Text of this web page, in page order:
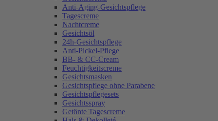
Anti-Aging-Gesichtspflege
Tagescreme
Nachtcreme
Gesichtsöl
24h-Gesichtspflege
Anti-Pickel-Pflege
BB- & CC-Cream
Feuchtigkeitscreme
Gesichtsmasken
Gesichtspflege ohne Parabene
Gesichtspflegesets
Gesichtsspray
Getönte Tagescreme